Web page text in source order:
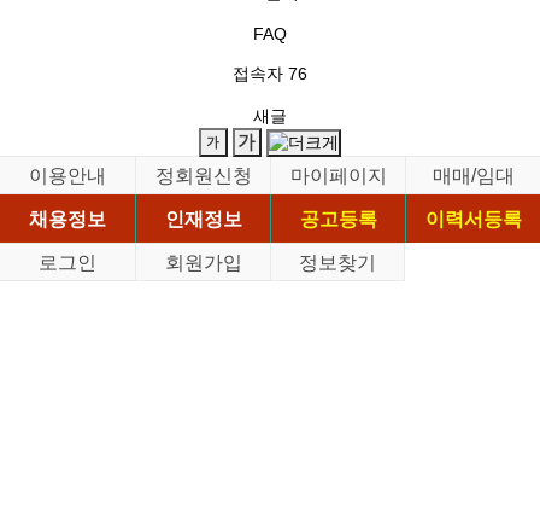
FAQ
접속자 76
새글
이용안내 정회원신청 마이페이지
매매/임대
채용정보
인재정보 공고등록
이력서등록
로그인
회원가입 정보찾기